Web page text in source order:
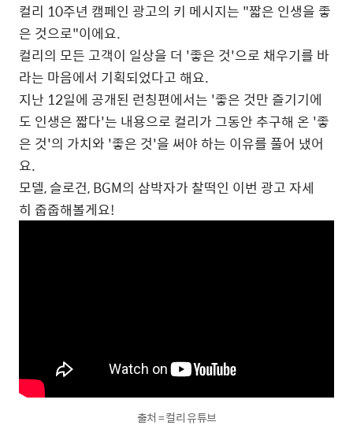
컬리 10주년 캠페인 광고의 키 메시지는 "짧은 인생을 좋
은 것으로"이에요.
컬리의 모든 고객이 일상을 더 '좋은 것'으로 채우기를 바
라는 마음에서 기획되었다고해요.
지난 12일에 공개된 런칭편에서는 '좋은 것만즐기기에
도 인생은 짧다'는 내용으로 컬리가 그동안 추구해 온 '좋
은 것'의 가치와 '좋은 것'을 써야하는 이유를풀어 냈어
요.
모델,슬로건, BGM의 삼박자가 찰떡인 이번 광고 자세
히 줍줍해볼게요!
출처 = 컬리 유튜브